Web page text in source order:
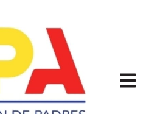
Abrir